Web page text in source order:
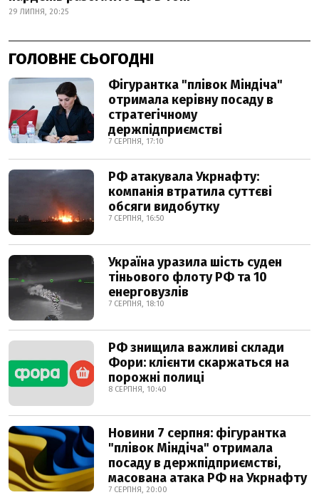
29 ЛИПНЯ, 20:25
ГОЛОВНЕ СЬОГОДНІ
Фігурантка "плівок Міндіча"
отримала керівну посаду в
стратегічному
держпідприємстві
7 СЕРПНЯ, 17:10
РФ атакувала Укрнафту:
компанія втратила суттєві
обсяги видобутку
7 СЕРПНЯ, 16:50
Україна уразила шість суден
тіньового флоту РФ та 10
енерговузлів
7 СЕРПНЯ, 18:10
РФ знищила важливі склади
Фори: клієнти скаржаться на
порожні полиці
8 СЕРПНЯ, 10:40
Новини 7 серпня: фігурантка
"плівок Міндіча" отримала
посаду в держпідприємстві,
масована атака РФ на Укрнафту
7 СЕРПНЯ, 20:00